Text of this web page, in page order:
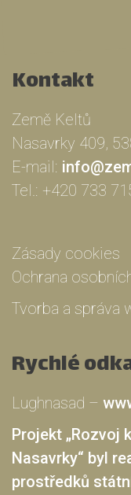
Kontakt
Země Keltů
Nasavrky 409,
E-mail:
Tel.: +420 733
Zásady cookies
Ochrana
Tvorba a správa
Rychlé
Lughnasad –
Projekt „Rozvoj
Nasavrky“ byl
prostředků